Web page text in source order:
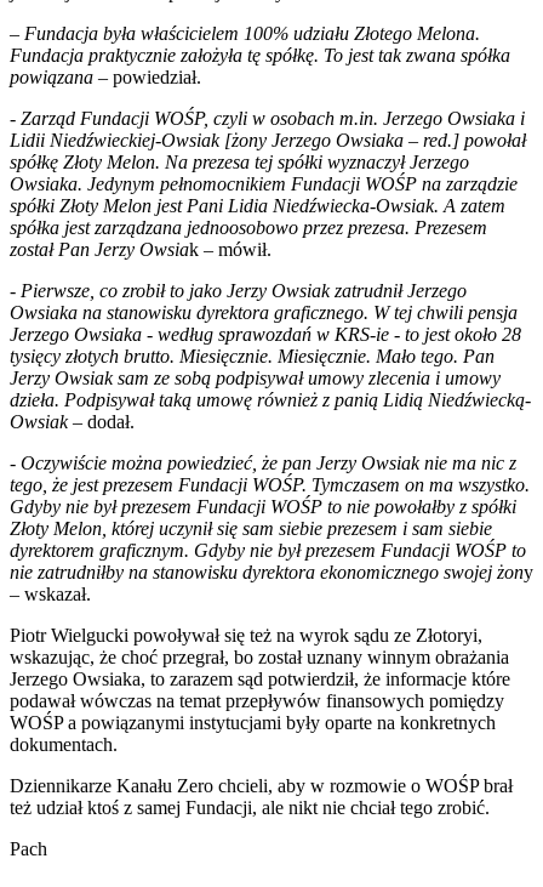
– Fundacja była właścicielem 100% udziału Złotego Melona.
Fundacja praktycznie założyła tę spółkę. To jest tak zwana spółka
powiązana – powiedział.
- Zarząd Fundacji WOŚP, czyli w osobach m.in. Jerzego Owsiaka i
Lidii Niedźwieckiej-Owsiak [żony Jerzego Owsiaka – red.] powołał
spółkę Złoty Melon. Na prezesa tej spółki wyznaczył Jerzego
Owsiaka. Jedynym pełnomocnikiem Fundacji WOŚP na zarządzie
spółki Złoty Melon jest Pani Lidia Niedźwiecka-Owsiak. A zatem
spółka jest zarządzana jednoosobowo przez prezesa. Prezesem
został Pan Jerzy Owsiak – mówił.
- Pierwsze, co zrobił to jako Jerzy Owsiak zatrudnił Jerzego
Owsiaka na stanowisku dyrektora graficznego. W tej chwili pensja
Jerzego Owsiaka - według sprawozdań w KRS-ie - to jest około 28
tysięcy złotych brutto. Miesięcznie. Miesięcznie. Mało tego. Pan
Jerzy Owsiak sam ze sobą podpisywał umowy zlecenia i umowy
dzieła. Podpisywał taką umowę również z panią Lidią Niedźwiecką-
Owsiak– dodał.
- Oczywiście można powiedzieć, że pan Jerzy Owsiak nie ma nic z
tego, że jest prezesem Fundacji WOŚP. Tymczasem on ma wszystko.
Gdyby nie był prezesem Fundacji WOŚP to nie powołałby z spółki
Złoty Melon, której uczynił się sam siebie prezesem i sam siebie
dyrektorem graficznym. Gdyby nie był prezesem Fundacji WOŚP to
nie zatrudniłby na stanowisku dyrektora ekonomicznego swojej żony
– wskazał.
Piotr Wielgucki powoływał się też na wyrok sądu ze Złotoryi,
wskazując, że choć przegrał, bo został uznany winnym obrażania
Jerzego Owsiaka, to zarazem sąd potwierdził, że informacje które
podawał wówczas na temat przepływów finansowych pomiędzy
WOŚP a powiązanymi instytucjami były oparte na konkretnych
dokumentach.
Dziennikarze Kanału Zero chcieli, aby w rozmowie o WOŚP brał
też udział ktoś z samej Fundacji, ale nikt nie chciał tego zrobić.
Pach